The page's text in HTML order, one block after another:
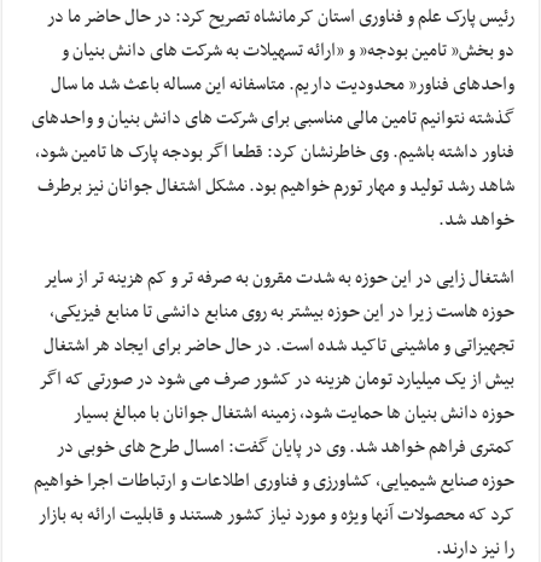
رئیس پارک علم و فناوری استان کرمانشاه تصریح کرد: در حال حاضر ما در
دو بخش” تامین بودجه” و ”ارائه تسهیلات به شرکت های دانش بنیان و
واحدهای فناور” محدودیت داریم. متاسفانه این مساله باعث شد ما سال
گذشته نتوانیم تامین مالی مناسبی برای شرکت های دانش بنیان و واحدهای
فناور داشته باشیم. وی خاطرنشان کرد: قطعا اگر بودجه پارک ها تامین شود،
شاهد رشد تولید و مهار تورم خواهیم بود. مشکل اشتغال جوانان نیز برطرف
خواهد شد.
اشتغال زایی در این حوزه به شدت مقرون به صرفه تر و کم هزینه تر از سایر
حوزه هاست زیرا در این حوزه بیشتر به روی منابع دانشی تا منابع فیزیکی،
تجهیزاتی و ماشینی تاکید شده است. در حال حاضر برای ایجاد هر اشتغال
بیش از یک میلیارد تومان هزینه در کشور صرف می شود در صورتی که اگر
حوزه دانش بنیان ها حمایت شود، زمینه اشتغال جوانان با مبالغ بسیار
کمتری فراهم خواهد شد. وی در پایان گفت: امسال طرح های خوبی در
حوزه صنایع شیمیایی، کشاورزی و فناوری اطلاعات و ارتباطات اجرا خواهیم
کرد که محصولات آنها ویژه و مورد نیاز کشور هستند و قابلیت ارائه به بازار
را نیز دارند.